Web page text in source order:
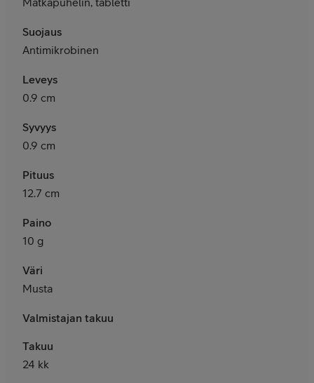
Suojaus
Antimikrobinen
Leveys
0.9 cm
Syvyys
0.9 cm
Pituus
12.7 cm
Paino
10 g
Väri
Musta
Valmistajan takuu
Takuu
24 kk